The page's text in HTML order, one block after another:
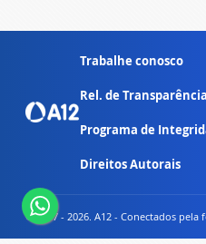
Trabalhe conosco
Rel. de Transparência
Programa de
Direitos Autorais
© 2007 - 2026. A12 - Conectados pela